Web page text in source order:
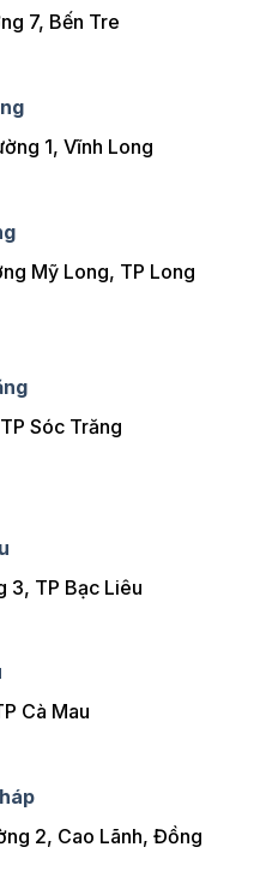
7, Bến Tre
1, Vĩnh Long
Mỹ Long, TP Long
Sóc Trăng
3, TP Bạc Liêu
Cà Mau
2, Cao Lãnh, Đồng